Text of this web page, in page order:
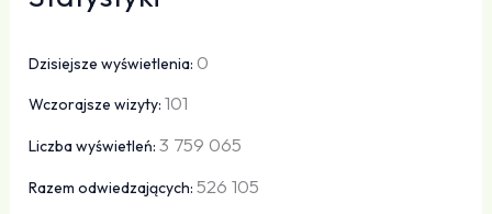
Dzisiejsze wyświetlenia: 0
Wczorajsze wizyty:101
Liczba wyświetleń:3 759 065
Razem odwiedzających:526 105